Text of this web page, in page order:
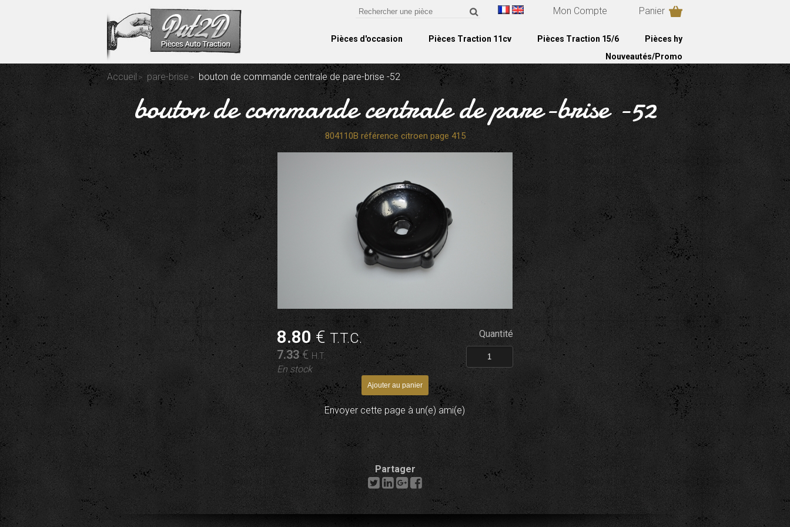
Mon Compte Panier
Pièces d'occasion Pièces Traction 11cv Pièces Traction 15/6
Pièces hy
Nouveautés/Promo
Accueil pare-brise bouton de commande centrale de pare-brise -52
bouton de commande centrale de pare-brise -52
804110B référence citroen page 415
8.80€T.T.C.
7.33€ H.T.
En stock
Quantité
Envoyer cette page à un(e) ami(e)
Partager